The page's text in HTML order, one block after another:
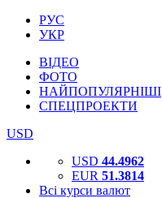
РУС
УКР
ВІДЕО
ФОТО
НАЙПОПУЛЯРНІШІ
СПЕЦПРОЕКТИ
USD
USD 44.4962
EUR 51.3814
Всі курси валют